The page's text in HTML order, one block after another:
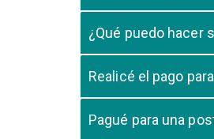
pago, debe
¿Qué puedo hacer
su postulación.
Realicé el pago
Pagué para una